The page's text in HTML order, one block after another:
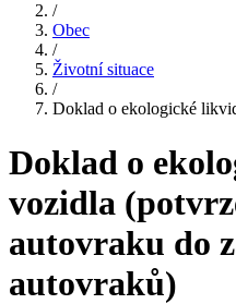
/
Obec
/
Životní situace
/
Doklad o ekologické
Doklad o
vozidla
autovraku do
autovraků)